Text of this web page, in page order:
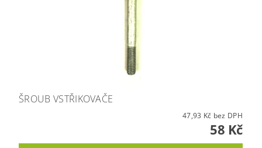
ŠROUB VSTŘIKOVAČE
47,93 Kč bez DPH
58 Kč